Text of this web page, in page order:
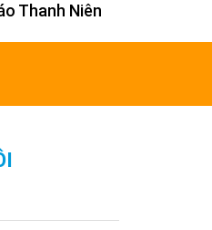
Thanh Niên